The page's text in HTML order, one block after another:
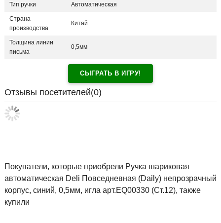
Тип ручки Автоматическая
Страна
производства
Китай
Толщина линии
письма
0,5мм
СЫГРАТЬ В ИГРУ!
Отзывы посетителей(0)
Покупатели, которые приобрели Ручка шариковая
автоматическая Deli Повседневная (Daily) непрозрачный
корпус, синий, 0,5мм, игла арт.EQ00330 (Ст.12), также
купили